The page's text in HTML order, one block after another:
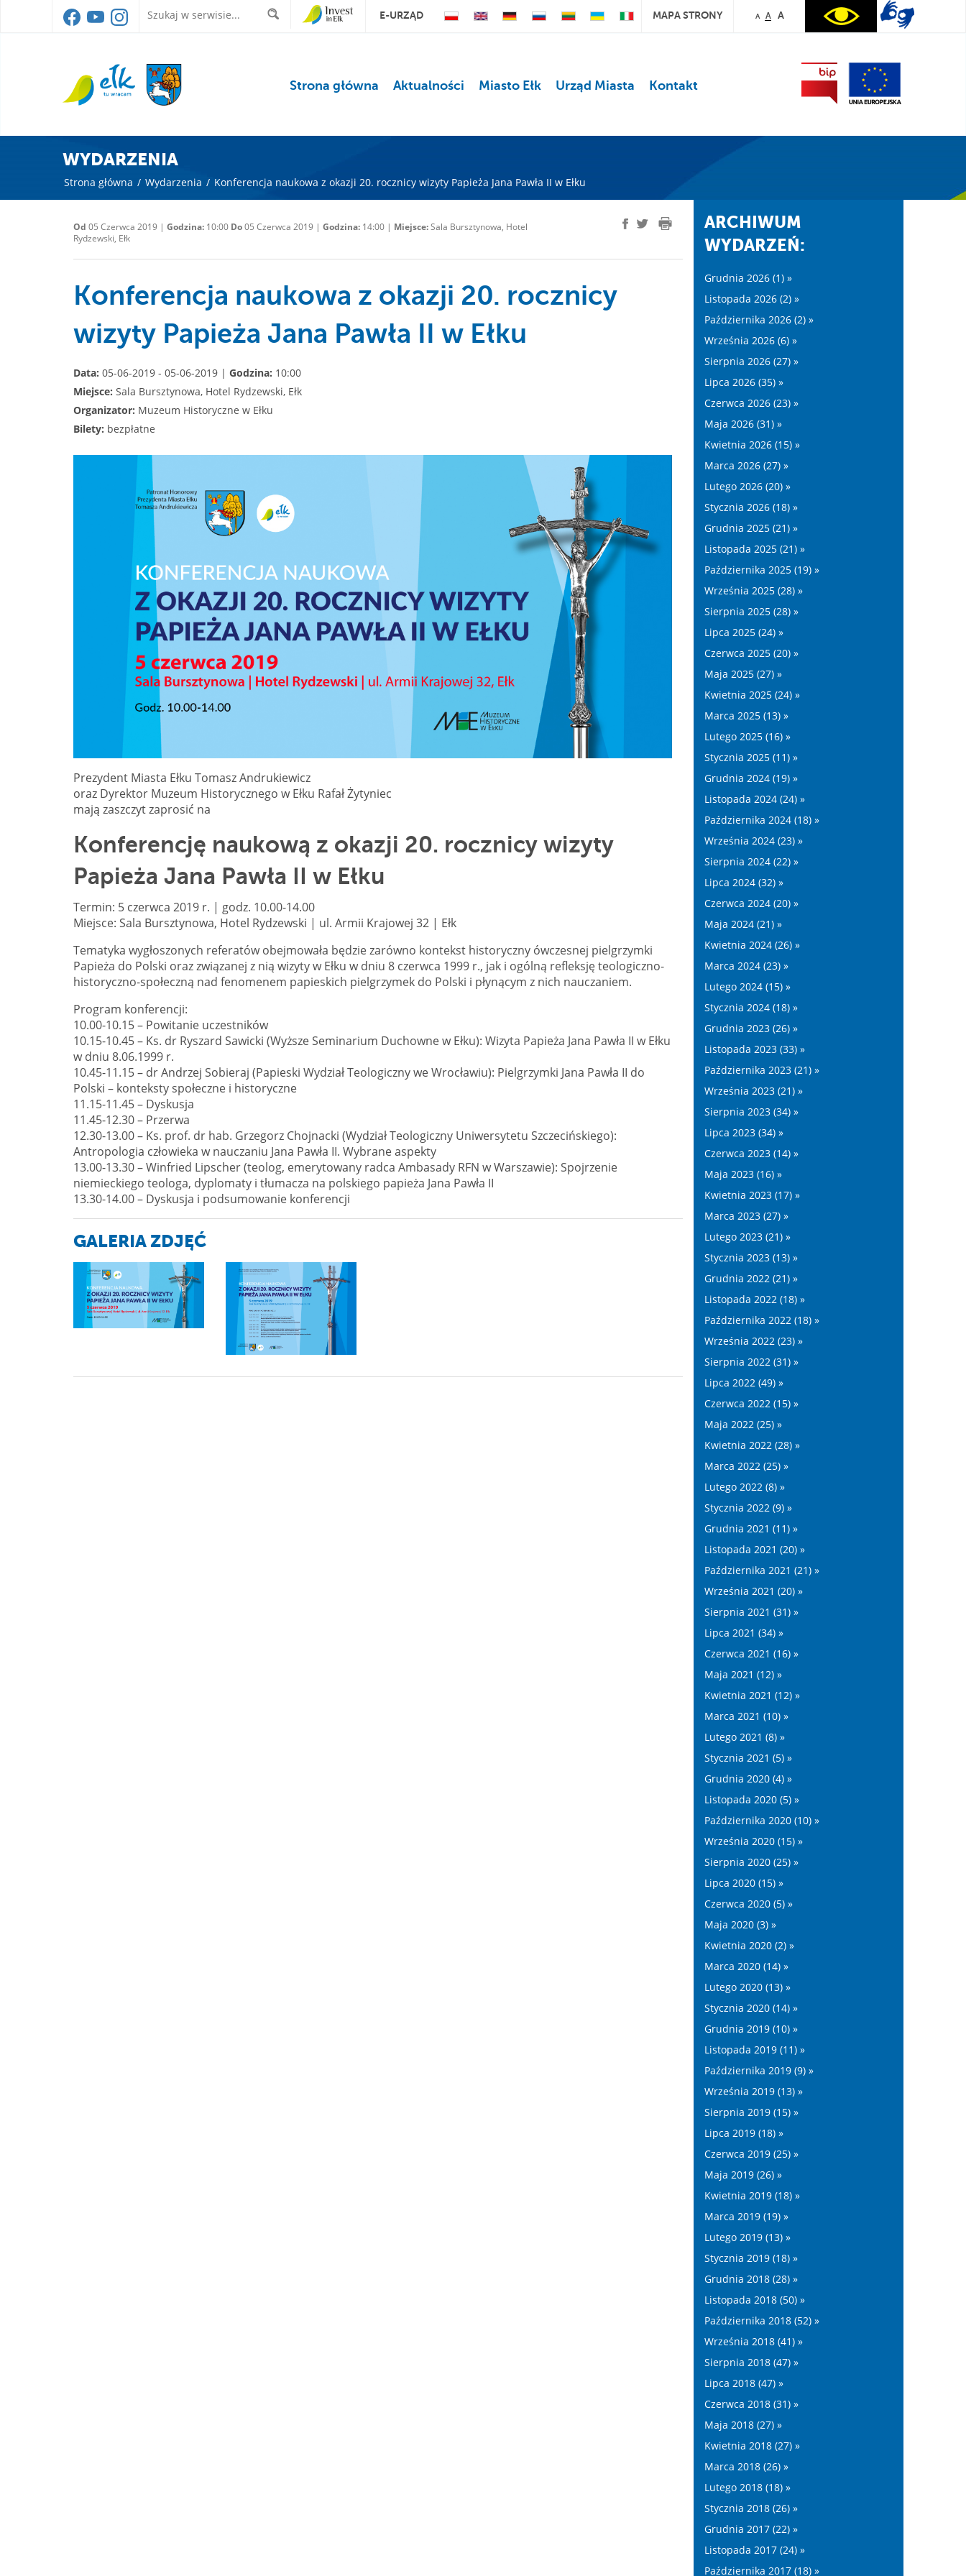
E-URZĄD MAPA STRONY A A A
Strona główna Aktualności Miasto Ełk Urząd Miasta Kontakt
WYDARZENIA
Strona główna / Wydarzenia / Konferencja naukowa z okazji 20. rocznicy wizyty Papieża Jana Pawła II w Ełku
Od 05 Czerwca 2019 | Godzina: 10:00 Do05 Czerwca 2019 | Godzina: 14:00 | Miejsce:Sala Bursztynowa, Hotel
Rydzewski, Ełk
Konferencja naukowa z okazji 20. rocznicy
wizyty Papieża Jana Pawła II w Ełku
Data: 05-06-2019 - 05-06-2019 | Godzina: 10:00
Miejsce: Sala Bursztynowa, Hotel Rydzewski, Ełk
Organizator: Muzeum Historyczne w Ełku
Bilety: bezpłatne
Prezydent Miasta Ełku Tomasz Andrukiewicz
oraz Dyrektor Muzeum Historycznego w Ełku Rafał Żytyniec
mają zaszczyt zaprosić na
Konferencję naukową z okazji 20. rocznicy wizyty
Papieża Jana Pawła II w Ełku
Termin: 5 czerwca 2019 r. | godz. 10.00-14.00
Miejsce: Sala Bursztynowa, Hotel Rydzewski | ul. Armii Krajowej 32 | Ełk
Tematyka wygłoszonych referatów obejmowała będzie zarówno kontekst historyczny ówczesnej pielgrzymki
Papieża do Polski oraz związanej z nią wizyty w Ełku w dniu 8 czerwca 1999 r., jak i ogólną refleksję teologiczno-
historyczno-społeczną nad fenomenem papieskich pielgrzymek do Polski i płynącym z nich nauczaniem.
Program konferencji:
10.00-10.15 – Powitanie uczestników
10.15-10.45 – Ks. dr Ryszard Sawicki (Wyższe Seminarium Duchowne w Ełku): Wizyta Papieża Jana Pawła II w Ełku
w dniu 8.06.1999 r.
10.45-11.15 – dr Andrzej Sobieraj (Papieski Wydział Teologiczny we Wrocławiu): Pielgrzymki Jana Pawła II do
Polski – konteksty społeczne i historyczne
11.15-11.45 – Dyskusja
11.45-12.30 – Przerwa
12.30-13.00 – Ks. prof. dr hab. Grzegorz Chojnacki (Wydział Teologiczny Uniwersytetu Szczecińskiego):
Antropologia człowieka w nauczaniu Jana Pawła II. Wybrane aspekty
13.00-13.30 – Winfried Lipscher (teolog, emerytowany radca Ambasady RFN w Warszawie): Spojrzenie
niemieckiego teologa, dyplomaty i tłumacza na polskiego papieża Jana Pawła II
13.30-14.00 – Dyskusja i podsumowanie konferencji
GALERIA ZDJĘĆ
ARCHIWUM
WYDARZEŃ:
Grudnia 2026 (1) »
Listopada 2026 (2) »
Października 2026 (2) »
Września 2026 (6) »
Sierpnia 2026 (27) »
Lipca 2026 (35) »
Czerwca 2026 (23) »
Maja 2026 (31) »
Kwietnia 2026 (15) »
Marca 2026 (27) »
Lutego 2026 (20) »
Stycznia 2026 (18) »
Grudnia 2025 (21) »
Listopada 2025 (21) »
Października 2025 (19) »
Września 2025 (28) »
Sierpnia 2025 (28) »
Lipca 2025 (24) »
Czerwca 2025 (20) »
Maja 2025 (27) »
Kwietnia 2025 (24) »
Marca 2025 (13) »
Lutego 2025 (16) »
Stycznia 2025 (11) »
Grudnia 2024 (19) »
Listopada 2024 (24) »
Października 2024 (18) »
Września 2024 (23) »
Sierpnia 2024 (22) »
Lipca 2024 (32) »
Czerwca 2024 (20) »
Maja 2024 (21) »
Kwietnia 2024 (26) »
Marca 2024 (23) »
Lutego 2024 (15) »
Stycznia 2024 (18) »
Grudnia 2023 (26) »
Listopada 2023 (33) »
Października 2023 (21) »
Września 2023 (21) »
Sierpnia 2023 (34) »
Lipca 2023 (34) »
Czerwca 2023 (14) »
Maja 2023 (16) »
Kwietnia 2023 (17) »
Marca 2023 (27) »
Lutego 2023 (21) »
Stycznia 2023 (13) »
Grudnia 2022 (21) »
Listopada 2022 (18) »
Października 2022 (18) »
Września 2022 (23) »
Sierpnia 2022 (31) »
Lipca 2022 (49) »
Czerwca 2022 (15) »
Maja 2022 (25) »
Kwietnia 2022 (28) »
Marca 2022 (25) »
Lutego 2022 (8) »
Stycznia 2022 (9) »
Grudnia 2021 (11) »
Listopada 2021 (20) »
Października 2021 (21) »
Września 2021 (20) »
Sierpnia 2021 (31) »
Lipca 2021 (34) »
Czerwca 2021 (16) »
Maja 2021 (12) »
Kwietnia 2021 (12) »
Marca 2021 (10) »
Lutego 2021 (8) »
Stycznia 2021 (5) »
Grudnia 2020 (4) »
Listopada 2020 (5) »
Października 2020 (10) »
Września 2020 (15) »
Sierpnia 2020 (25) »
Lipca 2020 (15) »
Czerwca 2020 (5) »
Maja 2020 (3) »
Kwietnia 2020 (2) »
Marca 2020 (14) »
Lutego 2020 (13) »
Stycznia 2020 (14) »
Grudnia 2019 (10) »
Listopada 2019 (11) »
Października 2019 (9) »
Września 2019 (13) »
Sierpnia 2019 (15) »
Lipca 2019 (18) »
Czerwca 2019 (25) »
Maja 2019 (26) »
Kwietnia 2019 (18) »
Marca 2019 (19) »
Lutego 2019 (13) »
Stycznia 2019 (18) »
Grudnia 2018 (28) »
Listopada 2018 (50) »
Października 2018 (52) »
Września 2018 (41) »
Sierpnia 2018 (47) »
Lipca 2018 (47) »
Czerwca 2018 (31) »
Maja 2018 (27) »
Kwietnia 2018 (27) »
Marca 2018 (26) »
Lutego 2018 (18) »
Stycznia 2018 (26) »
Grudnia 2017 (22) »
Listopada 2017 (24) »
Października 2017 (18) »